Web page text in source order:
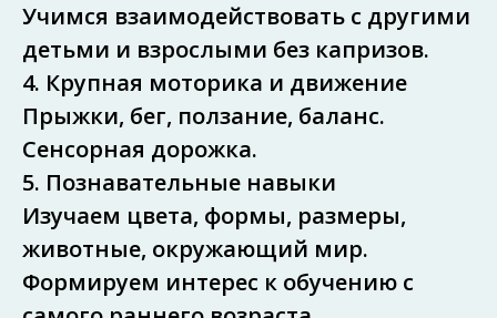
Учимся взаимодействовать с другими
детьми и взрослыми без капризов.
4. Крупная моторика и движение
Прыжки, бег, ползание, баланс.
Сенсорная дорожка.
5. Познавательные навыки
Изучаем цвета, формы, размеры,
животные, окружающий мир.
Формируем интерес к обучению с